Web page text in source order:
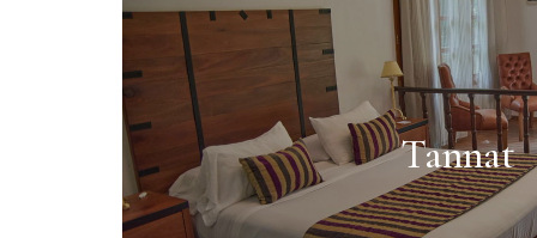
Tannat
Más info